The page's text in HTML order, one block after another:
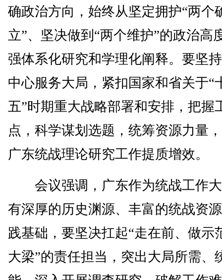
确政治方向，始终从坚定拥护“两个
立”、坚决做到“两个维护”的政治高
强体系化研究和学理化阐释。要坚
中心服务大局，紧扣国家和省关于“
五”时期重大战略部署和安排，把握
点，科学谋划选题，统筹资源力量
广东统战理论研究工作提质增效。
会议强调，广东作为统战工作
有深厚的历史渊源、丰富的统战资
践基础，要坚决扛起“走在前、做示
大梁”的责任担当，突出大局所需、